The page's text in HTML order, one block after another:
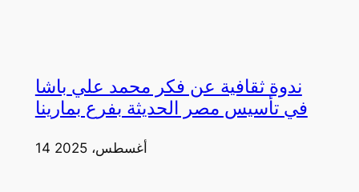
ندوة ثقافية عن فكر محمد علي باشا
في تأسيس مصر الحديثة بفرع بمارينا
14 أغسطس، 2025